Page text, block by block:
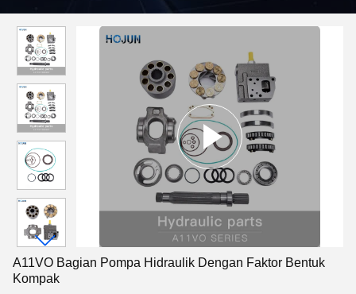
A11VO Bagian Pompa Hidraulik Dengan Faktor Bentuk
Kompak